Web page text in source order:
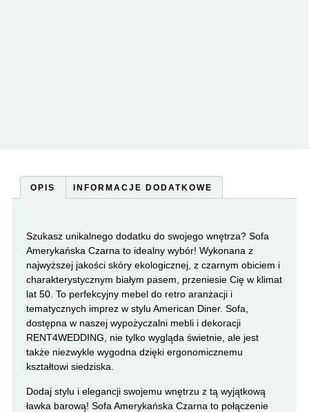
OPIS INFORMACJE DODATKOWE
Szukasz unikalnego dodatku do swojego wnętrza? Sofa
Amerykańska Czarna to idealny wybór! Wykonana z
najwyższej jakości skóry ekologicznej, z czarnym obiciem i
charakterystycznym białym pasem, przeniesie Cię w klimat
lat 50. To perfekcyjny mebel do retro aranżacji i
tematycznych imprez w stylu American Diner. Sofa,
dostępna w naszej wypożyczalni mebli i dekoracji
RENT4WEDDING, nie tylko wygląda świetnie, ale jest
także niezwykle wygodna dzięki ergonomicznemu
kształtowi siedziska.
Dodaj stylu i elegancji swojemu wnętrzu z tą wyjątkową
ławka barową! Sofa Amerykańska Czarna to połączenie